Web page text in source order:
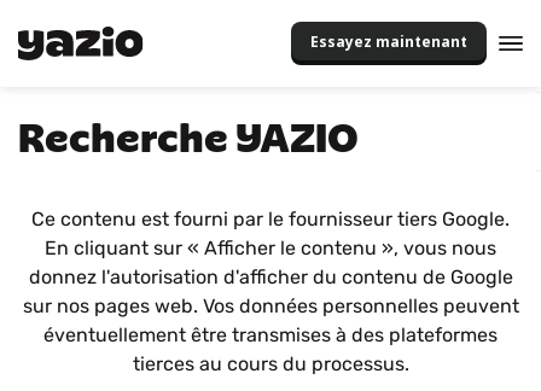
Essayez maintenant
Recherche YAZIO
Ce contenu est fourni par le fournisseur tiers Google.
En cliquant sur « Afficher le contenu », vous nous
donnez l'autorisation d'afficher du contenu de Google
sur nos pages web. Vos données personnelles peuvent
éventuellement être transmises à des plateformes
tierces au cours du processus.